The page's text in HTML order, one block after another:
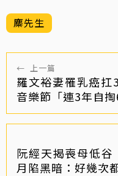
麋先生
← 上一篇
羅文裕妻罹乳癌扛
音樂節「連3年自掏
阮經天揭喪母低
月陷黑暗：好幾次